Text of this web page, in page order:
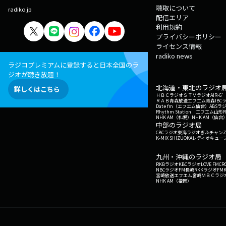
radiko.jp
ラジコプレミアムに登録すると日本全国のラ
ジオが聴き放題！
詳しくはこちら
聴取について
配信エリア
利用規約
プライバシーポリシー
ライセンス情報
radiko news
北海道・東北のラジオ
ＨＢＣラジオＳＴＶラジオAIR-G'
ＲＡＢ青森放送エフエム青森IBC
Date fm（エフエム仙台） ABSラ
Rhythm Station エフエム山形
NHK AM（札幌） NHK AM（仙台
中部のラジオ局
CBCラジオ東海ラジオぎふチャン
K-MIX SHIZUOKAレディオキュー
九州・沖縄のラジオ局
RKBラジオKBCラジオLOVE FM
NBCラジオFM長崎RKKラジオ
宮崎放送エフエム宮崎ＭＢＣラジ
NHK AM（福岡）